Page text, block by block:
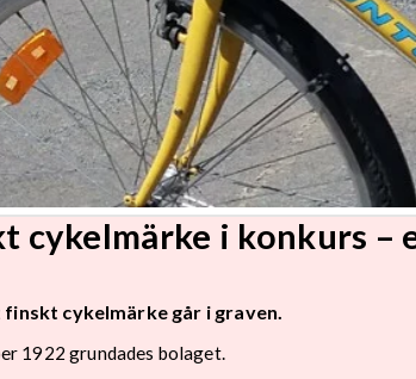
cykelmärke i konkurs –
cykelmärke går i graven.
1922 grundades bolaget.